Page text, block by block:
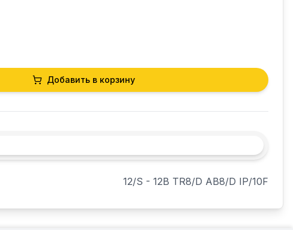
Добавить в корзину
12/S - 12B TR8/D AB8/D IP/10F